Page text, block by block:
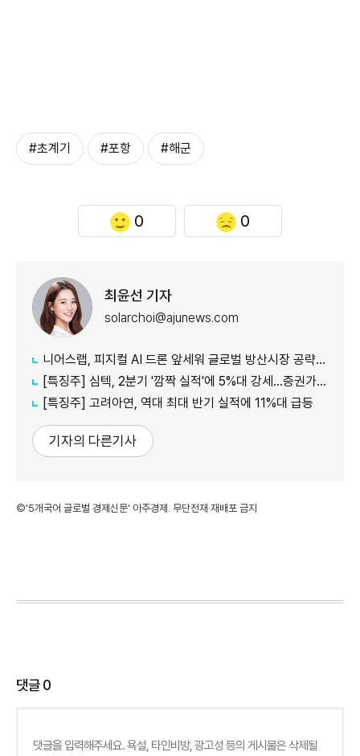
#초계기 #포항 #해군
0 0
최윤선 기자
solarchoi@ajunews.com
니어스랩, 피지컬 AI 드론 앞세워 글로벌 방산시장 공략…24일 코스닥 입성
[특징주] 심텍, 2분기 '깜짝 실적'에 5%대 강세…증권가 잇따라 눈높이 상향
[특징주] 고려아연, 역대 최대 반기 실적에 11%대 급등
기자의 다른기사
©'5개국어 글로벌 경제신문' 아주경제. 무단전재·재배포 금지
댓글0